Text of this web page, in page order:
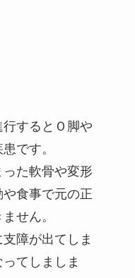
するとＯ脚や
です。
た軟骨や変形
食事で元の正
せん。
障が出てしま
てしましま